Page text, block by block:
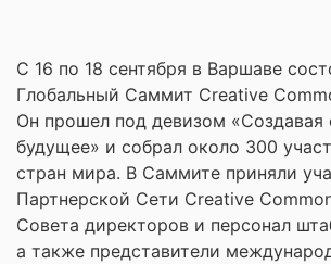
С 16 по 18 сентября в Варшаве
Глобальный Саммит Creative
Он прошел под девизом «Создавая
будущее» и собрал около 300
стран мира. В Саммите приняли
Партнерской Сети Creative
Совета директоров и персонал
а также представители